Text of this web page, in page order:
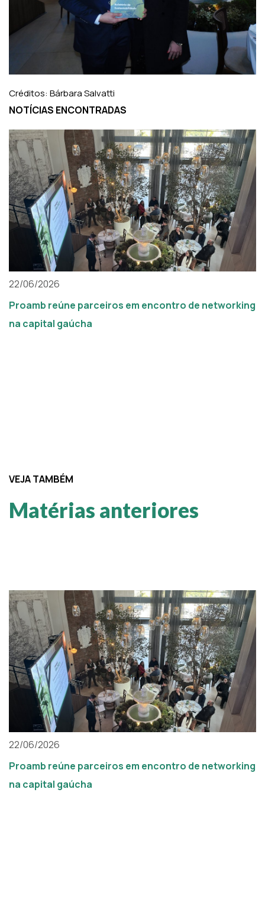
Créditos: Bárbara Salvatti
NOTÍCIAS ENCONTRADAS
22/06/2026
Proamb reúne parceiros em encontro de networking
na capital gaúcha
VEJA TAMBÉM
Matérias anteriores
22/06/2026
Proamb reúne parceiros em encontro de networking
na capital gaúcha